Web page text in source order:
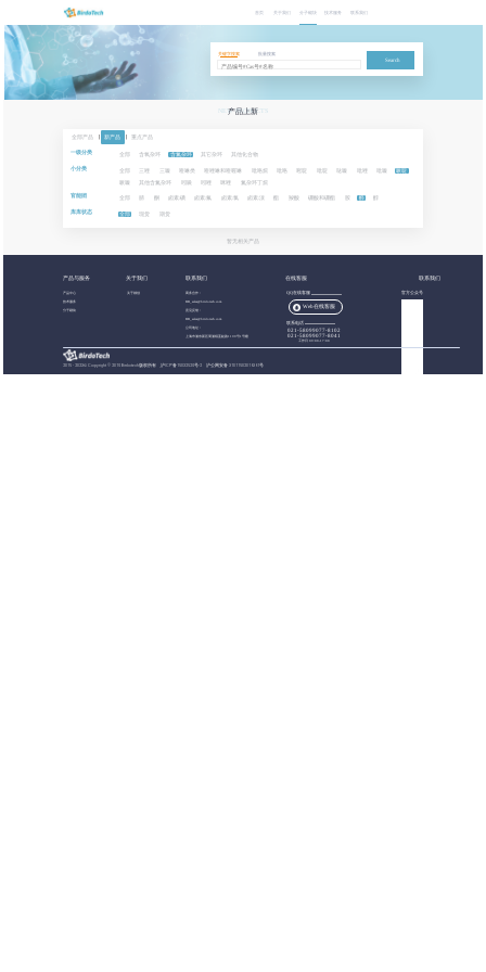
首页 关于我们 分子砌块 技术服务 联系我们
关键字搜索
批量搜索
Search
NEW PRODUCTS
产品上新
全部产品 新产品 重点产品
一级分类 全部 含氧杂环 含氮杂环 其它杂环 其他化合物
小分类 全部 三唑 三嗪 喹啉类 喹唑啉和喹喔啉 吡咯烷 吡咯 嘧啶 哒嗪 吡唑 吡嗪 哌啶
其他含氮杂环 吲唑 咪唑 氮杂环丁烷
官能团 全部 腈 酮 卤素:碘 卤素:氟 卤素:氯 卤素:溴 酯 羧酸 硼酸和硼酯 胺 醛
库库状态 全部 现货 期货
暂无相关产品
产品与服务 关于我们 联系我们 在线客服 联系我们
产品中心
技术服务
分子砌块
关于都创
商务合作：
BB_sales@birdotech.com
意见反馈：
BB_sales@birdotech.com
公司地址：
上海市浦东新区周浦镇蓝靛路1199号1号楼
QQ在线客服
Web在线客服
联系电话
021-58099077-8102
021-58099077-8041
工作日 09:00-17:00
官方公众号
2015 - 2023© Copyright © 2019 Birdotech版权所有 , 沪ICP备15032529号-2 沪公网安备 31011502016361号